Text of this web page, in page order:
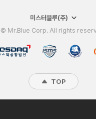
미스터블루(주)
© Mr.Blue Corp. All rights
TOP